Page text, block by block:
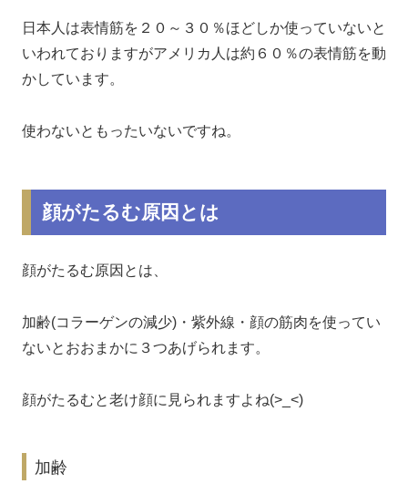
日本人は表情筋を２０～３０％ほどしか使っていないと
いわれておりますがアメリカ人は約６０％の表情筋を動
かしています。
使わないともったいないですね。
顔がたるむ原因とは
顔がたるむ原因とは、
加齢(コラーゲンの減少)・紫外線・顔の筋肉を使ってい
ないとおおまかに３つあげられます。
顔がたるむと老け顔に見られますよね(>_<)
加齢